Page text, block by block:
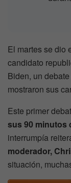
El martes se dio
candidato
Biden, un
mostraron sus
Este primer
sus 90 minutos
interrumpía
moderador,
situación,